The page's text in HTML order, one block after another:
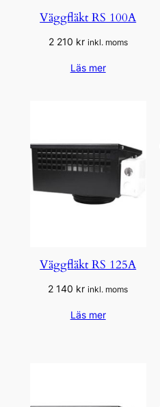
Väggfläkt RS 100A
2 210 kr inkl. moms
Läs mer
Väggfläkt RS 125A
2 140 kr inkl. moms
Läs mer